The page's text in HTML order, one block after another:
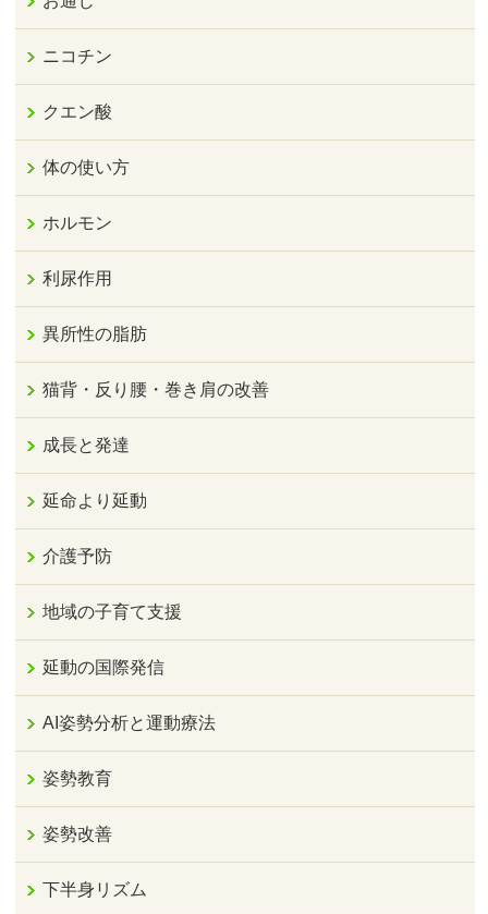
ニコチン
クエン酸
体の使い方
ホルモン
利尿作用
異所性の脂肪
猫背・反り腰・巻き肩の改善
成長と発達
延命より延動
介護予防
地域の子育て支援
延動の国際発信
AI姿勢分析と運動療法
姿勢教育
姿勢改善
下半身リズム